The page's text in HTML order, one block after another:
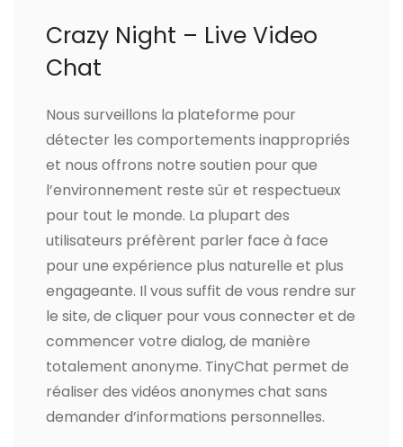
Crazy Night – Live Video
Chat
Nous surveillons la plateforme pour
détecter les comportements inappropriés
et nous offrons notre soutien pour que
l’environnement reste sûr et respectueux
pour tout le monde. La plupart des
utilisateurs préfèrent parler face à face
pour une expérience plus naturelle et plus
engageante. Il vous suffit de vous rendre sur
le site, de cliquer pour vous connecter et de
commencer votre dialog, de manière
totalement anonyme. TinyChat permet de
réaliser des vidéos anonymes chat sans
demander d’informations personnelles.